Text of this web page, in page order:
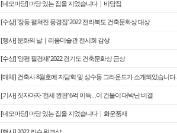
[네모마당] 마당 있는 집을 지었습니다｜비담집
[수상] '장동 펼쳐진 풍경집' 2022 전라북도 건축문화상 대상
[행사] 문화의 날｜리움미술관 전시회 감상
[수상] '양평 필경재' 2022 경기도 건축문화상 금상
[매체] 건축사 8월호에 자담회 및 성수동 그라운드가 소개되었습니다.
[기사] 짓자마자 '전세 완판' 6억 이득…이 건물이 대박난 비결
[네모마당] 마당 있는 집을 지었습니다｜화운풍재